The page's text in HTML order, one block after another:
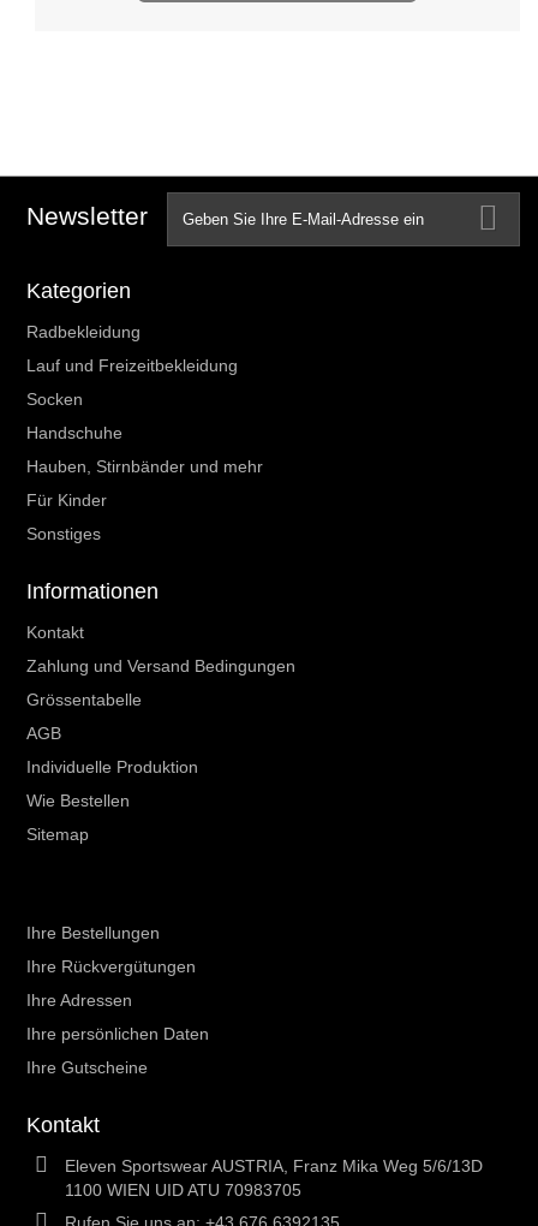
Newsletter
Kategorien
Radbekleidung
Lauf und Freizeitbekleidung
Socken
Handschuhe
Hauben, Stirnbänder und mehr
Für Kinder
Sonstiges
Informationen
Kontakt
Zahlung und Versand Bedingungen
Grössentabelle
AGB
Individuelle Produktion
Wie Bestellen
Sitemap
Ihre Bestellungen
Ihre Rückvergütungen
Ihre Adressen
Ihre persönlichen Daten
Ihre Gutscheine
Kontakt
Eleven Sportswear AUSTRIA, Franz Mika Weg 5/6/13D
1100 WIEN UID ATU 70983705